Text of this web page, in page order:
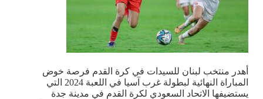
أهدر منتخب لبنان للسيدات في كرة القدم فرصة خوض
المباراة النهائية لبطولة غرب آسيا في اللعبة 2024 التي
يستضيفها الاتحاد السعودي لكرة القدم في مدينة جدة